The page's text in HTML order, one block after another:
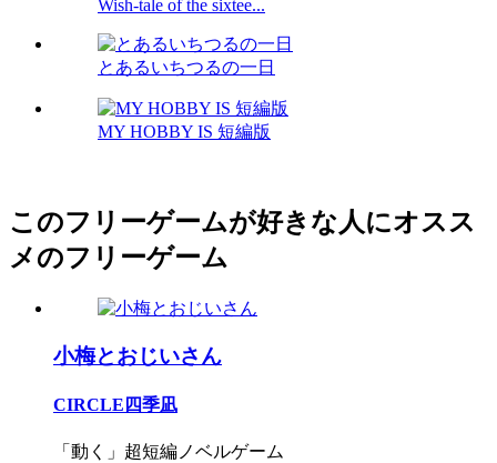
Wish-tale of the sixtee...
とあるいちつるの一日
MY HOBBY IS 短編版
このフリーゲームが好きな人にオスス
メのフリーゲーム
小梅とおじいさん
CIRCLE四季凪
「動く」超短編ノベルゲーム